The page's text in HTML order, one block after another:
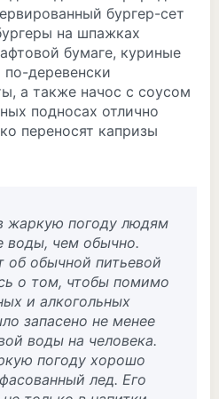
бургер-сет
на шпажках
бумаге, куриные
деревенски
а также начос с соусом
подносах отлично
переносят капризы
жаркую погоду людям
воды, чем обычно.
об обычной питьевой
о том, чтобы помимо
и алкогольных
запасено не менее
воды на человека.
погоду хорошо
лед. Его